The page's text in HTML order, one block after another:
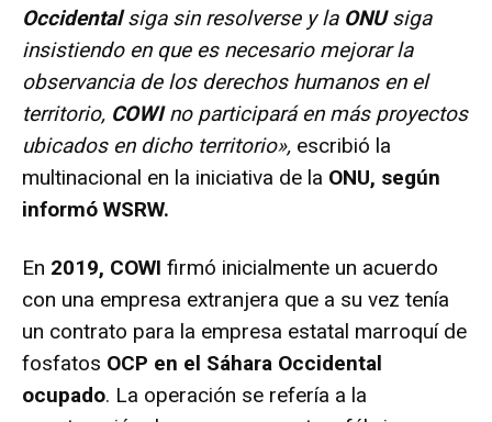
Occidentalsiga sin resolverse y la ONUsiga
insistiendo en que es necesario mejorar la
observancia de los derechos humanos en el
territorio, COWIno participará en más proyectos
ubicados en dicho territorio», escribió la
multinacional en la iniciativa de la ONU, según
informó WSRW.
En 2019, COWI firmó inicialmente un acuerdo
con una empresa extranjera que a su vez tenía
un contrato para la empresa estatal marroquí de
fosfatos OCP en el Sáhara Occidental
ocupado. La operación se refería a la